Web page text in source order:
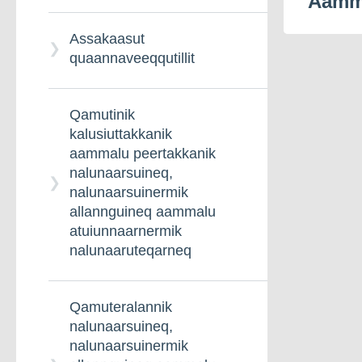
Assakaasut
quaannaveeqqutillit
Qamutinik
kalusiuttakkanik
aammalu peertakkanik
nalunaarsuineq,
nalunaarsuinermik
allannguineq aammalu
atuiunnaarnermik
nalunaaruteqarneq
Qamuteralannik
nalunaarsuineq,
nalunaarsuinermik